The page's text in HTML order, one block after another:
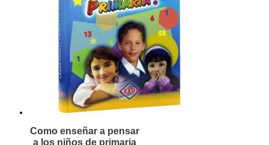
Como enseñar a pensar
a los niños de primaria